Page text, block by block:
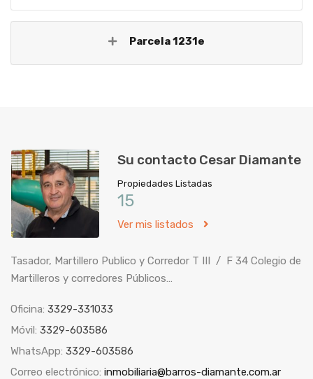
Parcela 1231e
Su contacto Cesar Diamante
Propiedades Listadas
15
Ver mis listados
Tasador, Martillero Publico y Corredor T III / F 34 Colegio de
Martilleros y corredores Públicos…
Oficina: 3329-331033
Móvil: 3329-603586
WhatsApp: 3329-603586
Correo electrónico: inmobiliaria@barros-diamante.com.ar